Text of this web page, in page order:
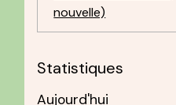
nouvelle)
Statistiques
Aujourd'hui